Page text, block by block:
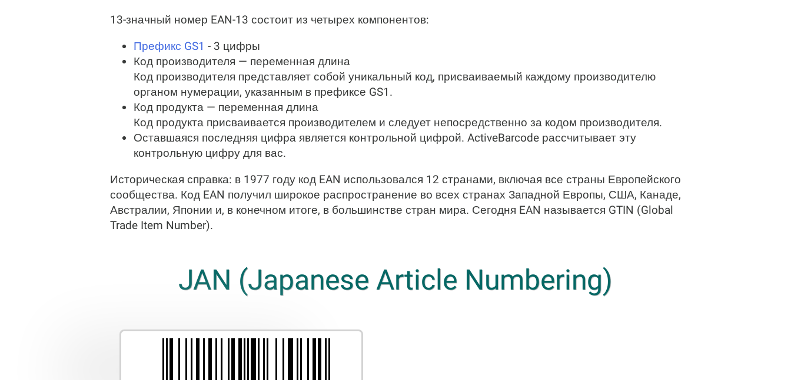
13-значный номер EAN-13 состоит из четырех компонентов:
Префикс GS1 - 3 цифры
Код производителя — переменная длина
Код производителя представляет собой уникальный код, присваиваемый каждому производителю
органом нумерации, указанным в префиксе GS1.
Код продукта — переменная длина
Код продукта присваивается производителем и следует непосредственно за кодом производителя.
Оставшаяся последняя цифра является контрольной цифрой. ActiveBarcode рассчитывает эту
контрольную цифру для вас.
Историческая справка: в 1977 году код EAN использовался 12 странами, включая все страны Европейского
сообщества. Код EAN получил широкое распространение во всех странах Западной Европы, США, Канаде,
Австралии, Японии и, в конечном итоге, в большинстве стран мира. Сегодня EAN называется GTIN (Global
Trade Item Number).
JAN (Japanese Article Numbering)